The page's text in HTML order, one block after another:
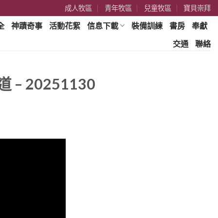
成人牧區 青年牧區 兒童牧區 寶貝崇拜
神蹟奇事 活動花絮 信息下載 裝備訓練 書房
奉獻
交通
聯絡
– 20251130